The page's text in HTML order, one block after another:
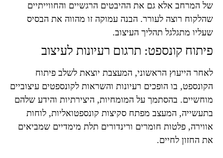
של המרחב אלא גם את ההיבטים הרגשיים והחווייתיים
שהלקוח רוצה לעורר. הבנה עמוקה זו מהווה את הבסיס
שעליו מתגלגל תהליך העיצוב.
פיתוח קונספט: תרגום רעיונות לעיצוב
לאחר הייעוץ הראשוני, המעצבת יוצאת לשלב פיתוח
הקונספט, בו הופכים רעיונות והשראות לקונספטים עיצוביים
מוחשיים. בהסתמך על המומחיות, היצירתיות והידע שלהם
בתעשייה, המעצב מפתח סקיצות קונספטואליות, לוחות
אווירה, פלטות חומרים ורינדורים תלת מימדיים שמביאים
את החזון לחיים.